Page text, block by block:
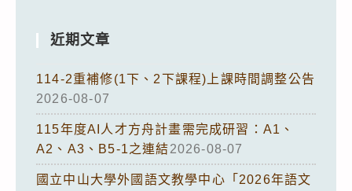
近期文章
114-2重補修(1下、2下課程)上課時間調整公告
2026-08-07
115年度AI人才方舟計畫需完成研習：A1、
A2、A3、B5-1之連結2026-08-07
國立中山大學外國語文教學中心「2026年語文